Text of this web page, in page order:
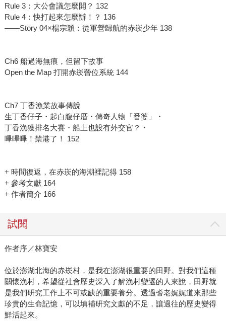
Rule 3：大公會議怎麼開？ 132
Rule 4：快打起來怎麼辦！？ 136
——Story 04×楊宗穎：從軍營歸航的赤崁少年 138
Ch6 船過海無痕，但留下故事
Open the Map 打開赤崁罾位系統 144
Ch7 丁香漁業故事傳說
生丁香仔子・起白腹仔厝・傳奇人物「番婆」・
丁香漁獲排名大賽・船上也設有外交官？・
嗶嗶嗶！禁港了！ 152
+ 時間復返，在赤崁的海潮裡記得 158
+ 參考文獻 164
+ 作者簡介 166
試閱
作者序／林寶安
位於澎湖北海的赤崁村，是我在澎湖很重要的田野。對我們這種
關懷漁村，希望從社會歷史深入了解漁村變遷的人來說，田野就
是我們研究工作上不可或缺的重要養分。透過耆老娓娓道來那些
珍貴的生命記憶，可以填補研究文獻的不足，讓過往的歷史變得
鮮活起來。